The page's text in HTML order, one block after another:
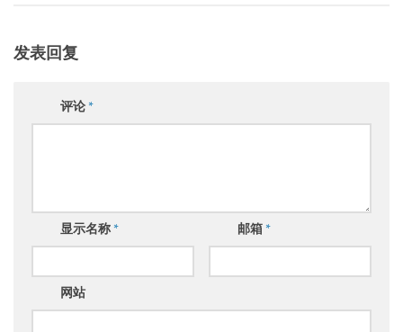
发表回复
评论*
显示名称* 邮箱*
网站